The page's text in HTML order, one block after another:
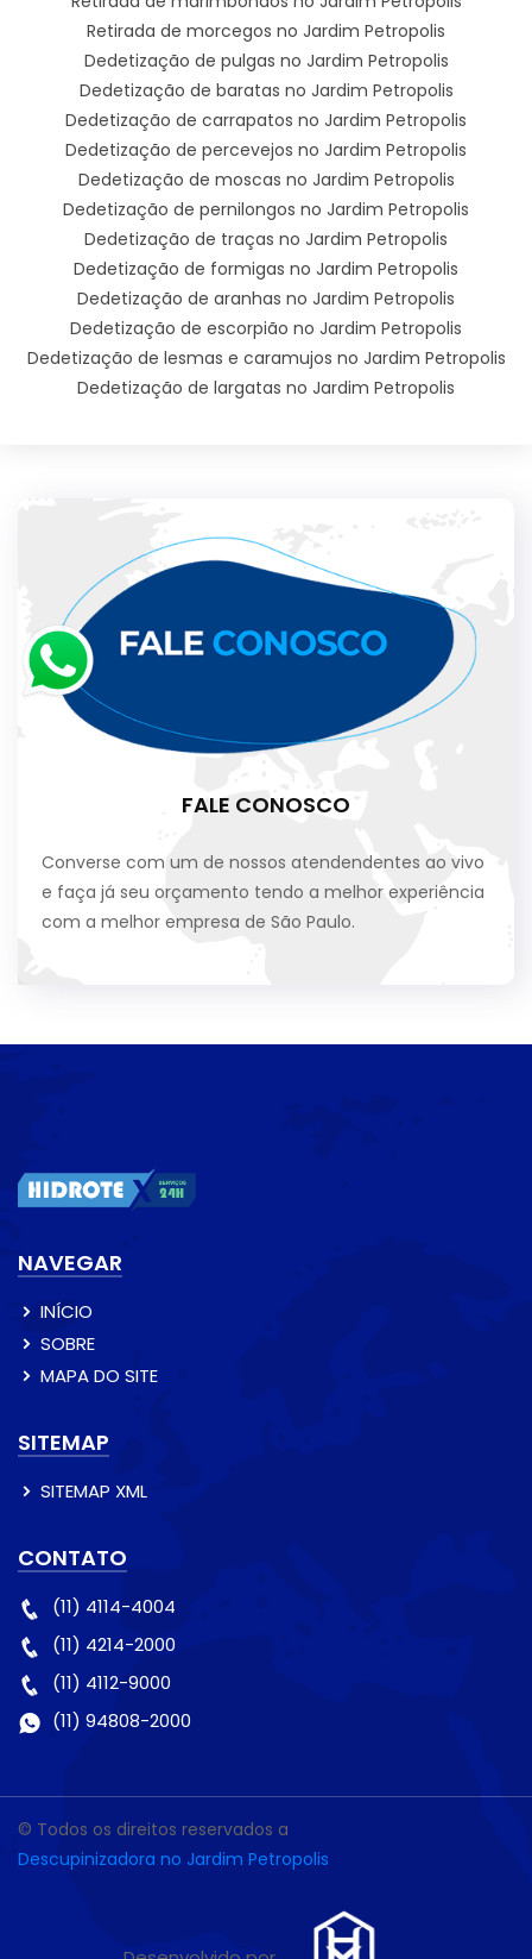
Retirada de morcegos no Jardim Petropolis
Dedetização de pulgas no Jardim Petropolis
Dedetização de baratas no Jardim Petropolis
Dedetização de carrapatos no Jardim Petropolis
Dedetização de percevejos no Jardim Petropolis
Dedetização de moscas no Jardim Petropolis
Dedetização de pernilongos no Jardim Petropolis
Dedetização de traças no Jardim Petropolis
Dedetização de formigas no Jardim Petropolis
Dedetização de aranhas no Jardim Petropolis
Dedetização de escorpião no Jardim Petropolis
Dedetização de lesmas e caramujos no Jardim Petropolis
Dedetização de largatas no Jardim Petropolis
FALE CONOSCO
Converse com um de nossos atendendentes ao vivo
e faça já seu orçamento tendo a melhor experiência
com a melhor empresa de São Paulo.
NAVEGAR
INÍCIO
SOBRE
MAPA DO SITE
SITEMAP
SITEMAP XML
CONTATO
(11) 4114-4004
(11) 4214-2000
(11) 4112-9000
(11) 94808-2000
© Todos os direitos reservados a
Descupinizadora no Jardim Petropolis